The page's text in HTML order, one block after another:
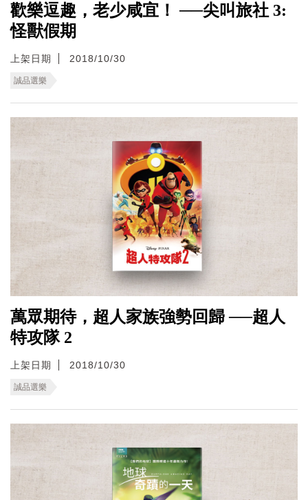
歡樂逗趣，老少咸宜！ ──尖叫旅社 3:
怪獸假期
上架日期 2018/10/30
誠品選樂
萬眾期待，超人家族強勢回歸 ──超人
特攻隊 2
上架日期 2018/10/30
誠品選樂